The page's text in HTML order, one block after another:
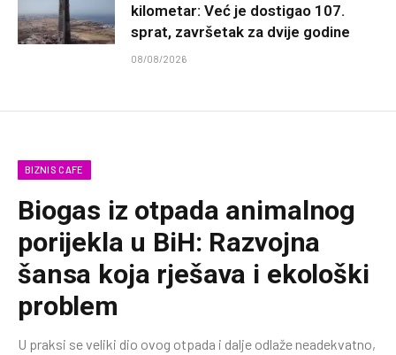
kilometar: Već je dostigao 107.
sprat, završetak za dvije godine
08/08/2026
BIZNIS CAFE
Biogas iz otpada animalnog
porijekla u BiH: Razvojna
šansa koja rješava i ekološki
problem
U praksi se veliki dio ovog otpada i dalje odlaže neadekvatno,